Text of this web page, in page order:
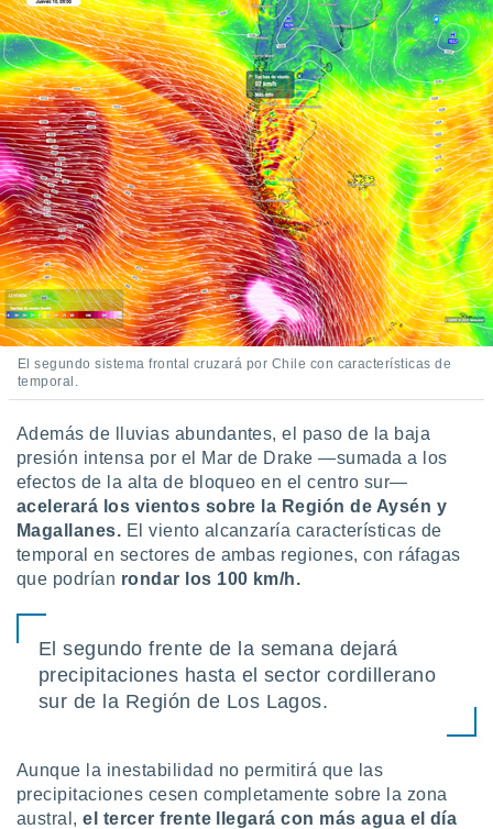
El segundo sistema frontal cruzará por Chile con características de
temporal.
Además de lluvias abundantes, el paso de la baja
presión intensa por el Mar de Drake —sumada a los
efectos de la alta de bloqueo en el centro sur—
acelerará los vientos sobre la Región de Aysén y
Magallanes. El viento alcanzaría características de
temporal en sectores de ambas regiones, con ráfagas
que podrían rondar los 100 km/h.
El segundo frente de la semana dejará
precipitaciones hasta el sector cordillerano
sur de la Región de Los Lagos.
Aunque la inestabilidad no permitirá que las
precipitaciones cesen completamente sobre la zona
austral, el tercer frente llegará con más agua el día